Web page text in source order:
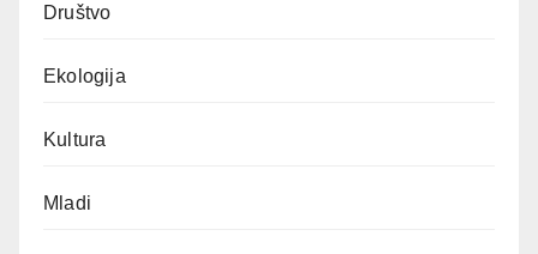
Društvo
Ekologija
Kultura
Mladi